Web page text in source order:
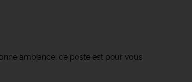
ambiance, ce poste est pour vous